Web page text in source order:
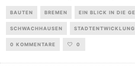
BAUTEN BREMEN EIN BLICK IN DIE
SCHWACHHAUSEN STADTENTWICKLUNG
0 KOMMENTARE 0